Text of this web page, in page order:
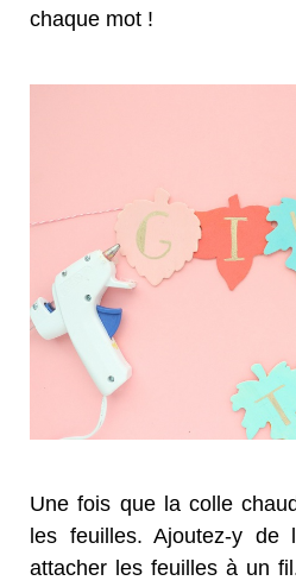
chaque mot !
Une fois que la colle
les feuilles. Ajoutez-y de
attacher les feuilles à un